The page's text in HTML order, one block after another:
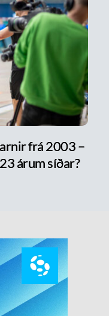
frá 2003 –
árum síðar?